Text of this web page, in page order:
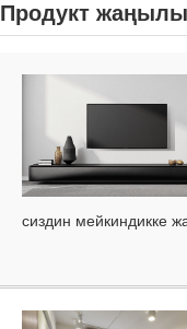
Продукт
сиздин мейкиндикке